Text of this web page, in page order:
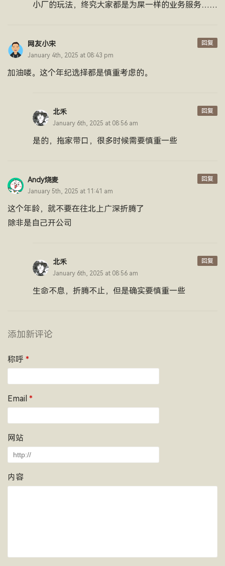
小厂的玩法，终究大家都是为屎一样的业务服务……
网友小宋
January 4th, 2025 at 08:43 pm
加油喽。这个年纪选择都是慎重考虑的。
回复
北禾
January 6th, 2025 at 08:56 am
是的，拖家带口，很多时候需要慎重一些
回复
Andy烧麦
January 5th, 2025 at 11:41 am
这个年龄，就不要在往北上广深折腾了
除非是自己开公司
回复
北禾
January 6th, 2025 at 08:56 am
生命不息，折腾不止，但是确实要慎重一些
回复
添加新评论
称呼 *
Email *
网站
内容